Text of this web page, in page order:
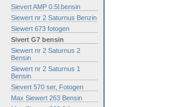
Sievert AMP 0.5l.bensin
Siewert nr 2 Saturnus Benzin
Siewert 673 fotogen
Sivert G7 bensin
Siewert nr 2 Saturnus 2
Bensin
Siewert nr 2 Saturnus 1
Bensin
Sievert 570 ser, Fotogen
Max Siewert 263 Bensin